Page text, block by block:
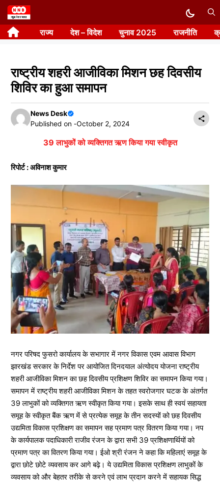
Skip
to
content राज्य देश – विदेश चुनाव 2025 राजनीति
राष्ट्रीय शहरी आजीविका मिशन छह दिवसीय
शिविर का हुआ समापन
News Desk
Published on -October 2, 2024
39 लाभुकों को व्यक्तिगत ऋण किया गया स्वीकृत
रिपोर्ट : अविनाश कुमार
नगर परिषद फुसरो कार्यालय के सभागार में नगर विकास एवम आवास विभाग
झारखंड सरकार के निर्देश पर आयोजित दिनदयाल अंत्योदय योजना राष्ट्रीय
शहरी आजीविका मिशन का छह दिवसीय प्रशिक्षण शिविर का समापन किया गया।
समापन में राष्ट्रीय शहरी आजीविका मिशन के तहत स्वरोजगार घटक के अंतर्गत
39 लाभुकों को व्यक्तिगत ऋण स्वीकृत किया गया। इसके साथ ही स्वयं सहायता
समूह के स्वीकृत बैंक ऋण में से प्रत्येक समूह के तीन सदस्यों को छह दिवसीय
उद्यमिता विकास प्रशिक्षण का समापन सह प्रमाण पत्र वितरण किया गया। नप
के कार्यपालक पदाधिकारी राजीव रंजन के द्वारा सभी 39 प्रशिक्षणार्थियों को
प्रमाण पत्र का वितरण किया गया। ईओ श्री रंजन ने कहा कि महिलाएं समूह के
द्वारा छोटे छोटे व्यवसाय कर आगे बढ़े। ये उद्यमिता विकास प्रशिक्षण लाभुकों के
व्यवसाय को और बेहतर तरीके से करने एवं लाभ प्रदान करने में सहायक सिद्ध